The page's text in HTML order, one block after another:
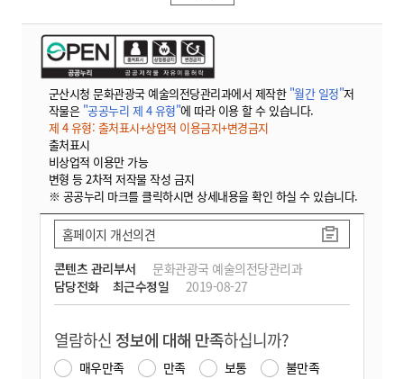
군산시청 문화관광국 예술의전당관리과에서 제작한 "월간 일정"저
작물은 "공공누리 제 4 유형"에 따라 이용 할 수 있습니다.
제 4 유형: 출처표시+상업적 이용금지+변경금지
출처표시
비상업적 이용만 가능
변형 등 2차적 저작물 작성 금지
※ 공공누리 마크를 클릭하시면 상세내용을 확인 하실 수 있습니다.
콘텐츠 관리부서
문화관광국 예술의전당관리과
담당전화
최근수정일 2019-08-27
홈페이지 개선의견
열람하신 정보에 대해 만족하십니까?
매우만족 만족 보통
불만족